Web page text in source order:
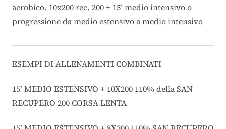
aerobico. 10x200 rec. 200 + 15’ medio intensivo o
progressione da medio estensivo a medio intensivo
ESEMPI DI ALLENAMENTI COMBINATI
15’ MEDIO ESTENSIVO + 10X200 110% della SAN
RECUPERO 200 CORSA LENTA